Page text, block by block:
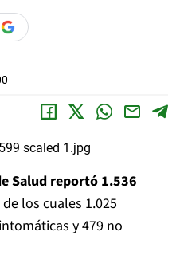
Salud reportó 1.536
de los cuales 1.025
y 479 no